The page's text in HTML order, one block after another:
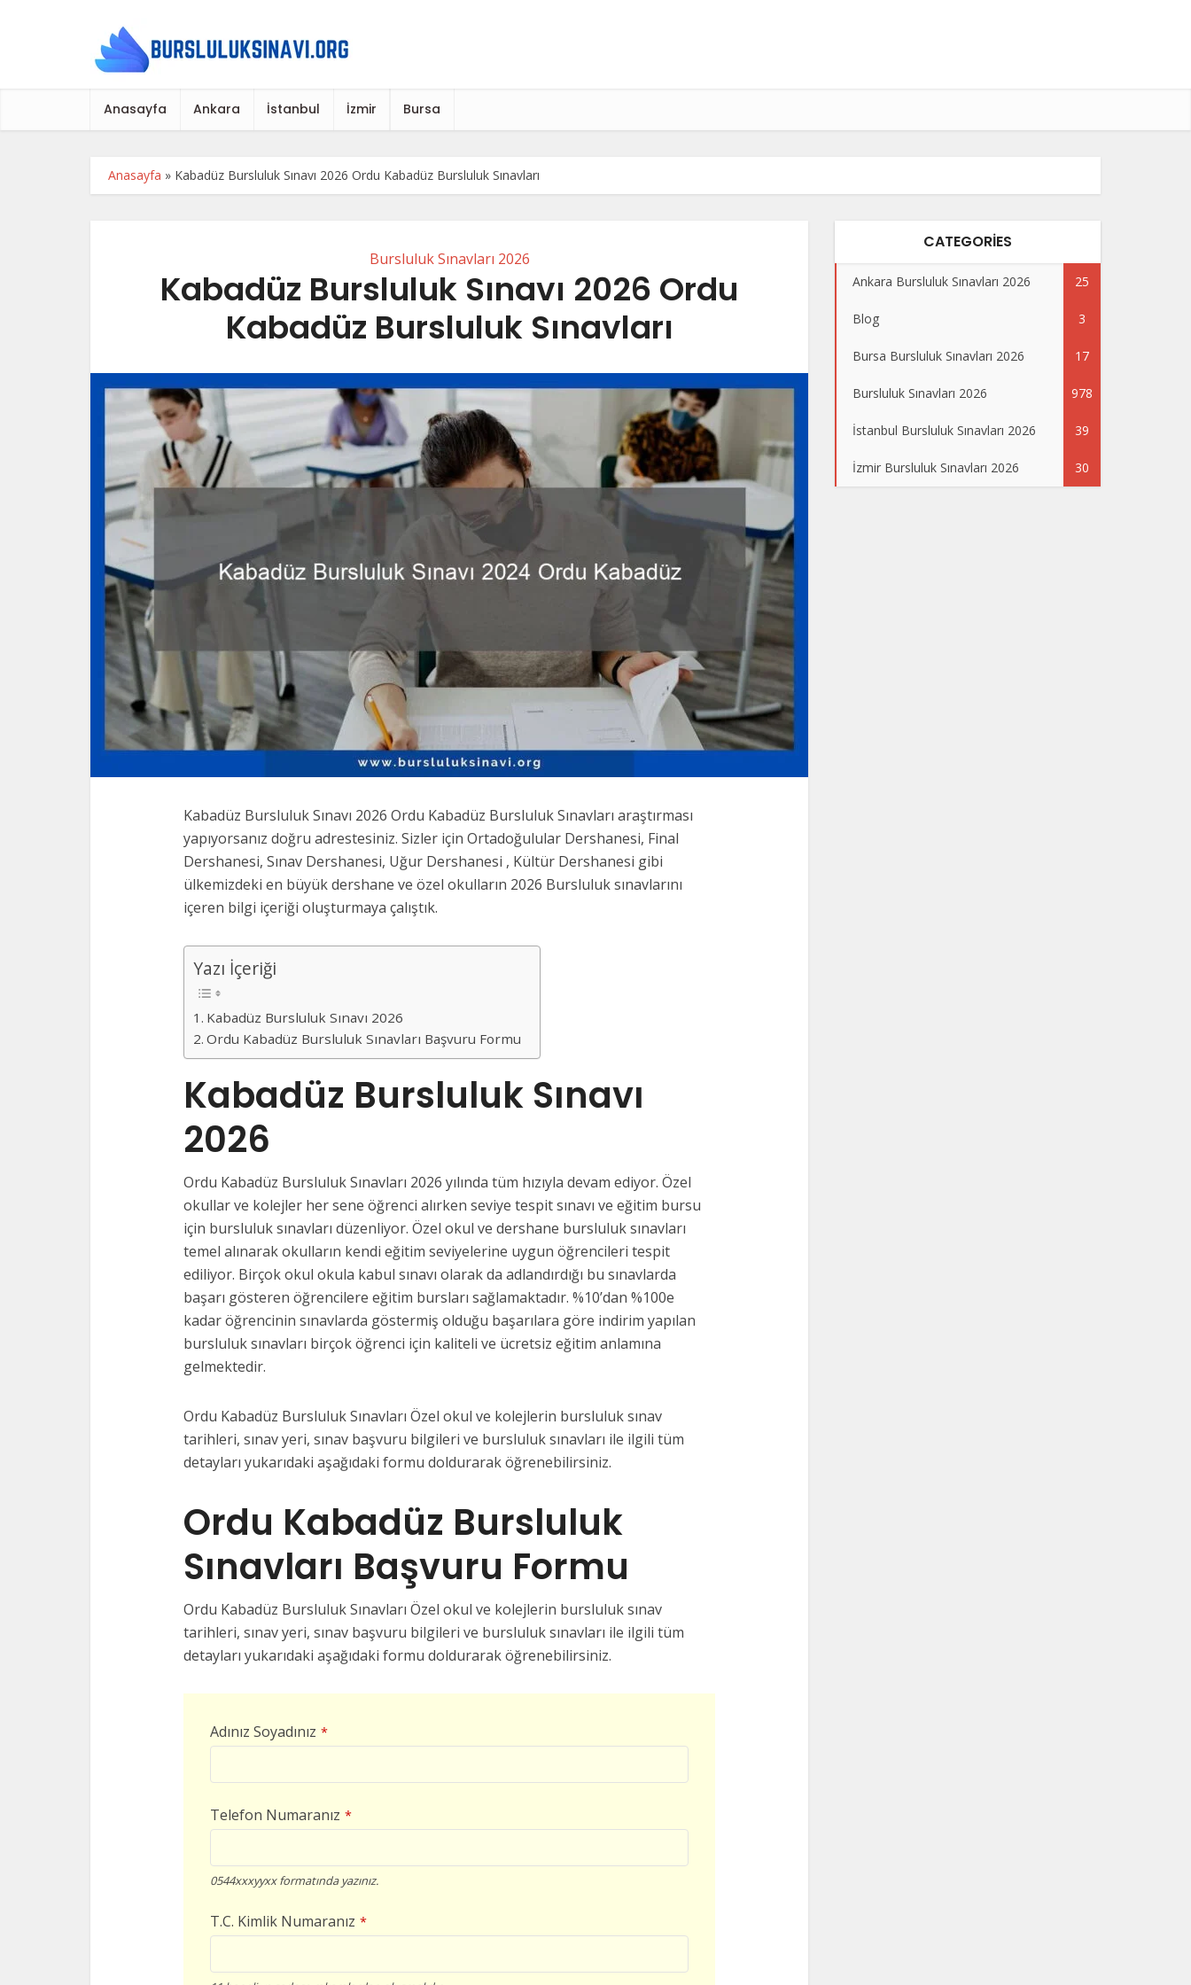
Anasayfa Ankara İstanbul İzmir Bursa
Anasayfa » Kabadüz Bursluluk Sınavı 2026 Ordu Kabadüz Bursluluk Sınavları
Bursluluk Sınavları 2026
Kabadüz Bursluluk Sınavı 2026 Ordu
Kabadüz Bursluluk Sınavları
Kabadüz Bursluluk Sınavı 2026 Ordu Kabadüz Bursluluk Sınavları araştırması
yapıyorsanız doğru adrestesiniz. Sizler için Ortadoğulular Dershanesi, Final
Dershanesi, Sınav Dershanesi, Uğur Dershanesi , Kültür Dershanesi gibi
ülkemizdeki en büyük dershane ve özel okulların 2026 Bursluluk sınavlarını
içeren bilgi içeriği oluşturmaya çalıştık.
Yazı İçeriği
Kabadüz Bursluluk Sınavı 2026
Ordu Kabadüz Bursluluk Sınavları Başvuru Formu
Kabadüz Bursluluk Sınavı
2026
Ordu Kabadüz Bursluluk Sınavları 2026 yılında tüm hızıyla devam ediyor. Özel
okullar ve kolejler her sene öğrenci alırken seviye tespit sınavı ve eğitim bursu
için bursluluk sınavları düzenliyor. Özel okul ve dershane bursluluk sınavları
temel alınarak okulların kendi eğitim seviyelerine uygun öğrencileri tespit
ediliyor. Birçok okul okula kabul sınavı olarak da adlandırdığı bu sınavlarda
başarı gösteren öğrencilere eğitim bursları sağlamaktadır. %10’dan %100e
kadar öğrencinin sınavlarda göstermiş olduğu başarılara göre indirim yapılan
bursluluk sınavları birçok öğrenci için kaliteli ve ücretsiz eğitim anlamına
gelmektedir.
Ordu Kabadüz Bursluluk Sınavları Özel okul ve kolejlerin bursluluk sınav
tarihleri, sınav yeri, sınav başvuru bilgileri ve bursluluk sınavları ile ilgili tüm
detayları yukarıdaki aşağıdaki formu doldurarak öğrenebilirsiniz.
Ordu Kabadüz Bursluluk
Sınavları Başvuru Formu
Ordu Kabadüz Bursluluk Sınavları Özel okul ve kolejlerin bursluluk sınav
tarihleri, sınav yeri, sınav başvuru bilgileri ve bursluluk sınavları ile ilgili tüm
detayları yukarıdaki aşağıdaki formu doldurarak öğrenebilirsiniz.
Adınız Soyadınız *
Telefon Numaranız *
0544xxxyyxx formatında yazınız.
T.C. Kimlik Numaranız *
CATEGORIES
Ankara Bursluluk Sınavları 2026 25
Blog 3
Bursa Bursluluk Sınavları 2026 17
Bursluluk Sınavları 2026 978
İstanbul Bursluluk Sınavları 2026 39
İzmir Bursluluk Sınavları 2026 30